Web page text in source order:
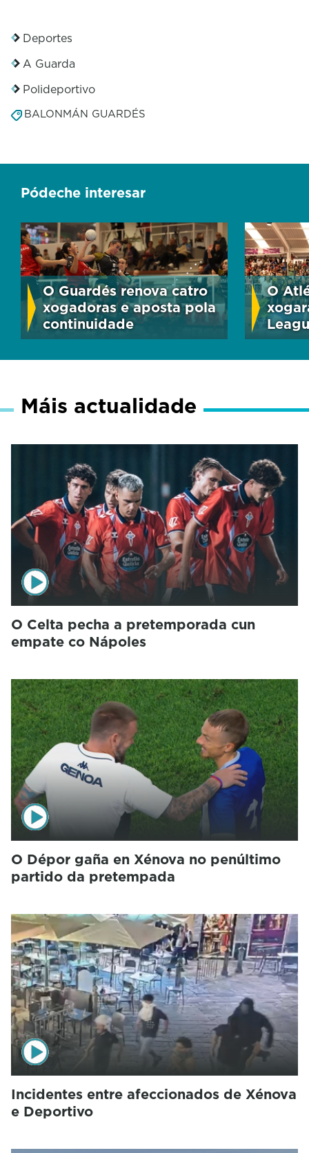
Deportes
A Guarda
Polideportivo
BALONMÁN GUARDÉS
Pódeche interesar
O Guardés renova catro
xogadoras e aposta pola
continuidade
O
Máis actualidade
O Celta pecha a pretemporada cun
empate co Nápoles
O Dépor gaña en Xénova no penúltimo
partido da pretempada
Incidentes entre afeccionados de Xénova
e Deportivo